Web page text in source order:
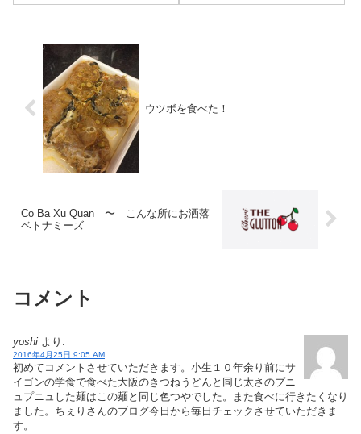
ウツボを食べた！
Co Ba Xu Quan 〜 こんな所にお洒落
ベトナミーズ
コメント
yoshi より:
2016年4月25日 9:05 AM
初めてコメントさせていただきます。小生１０年余り前にサ
イゴンの学食で食べた大阪のきつねうどんと同じ太さのプニ
ュプニュした麺はこの麺と同じ色つやでした。また食べに行きたくなり
ました。ちぇりさんのブログ今日から毎日チェックさせていただきま
す。